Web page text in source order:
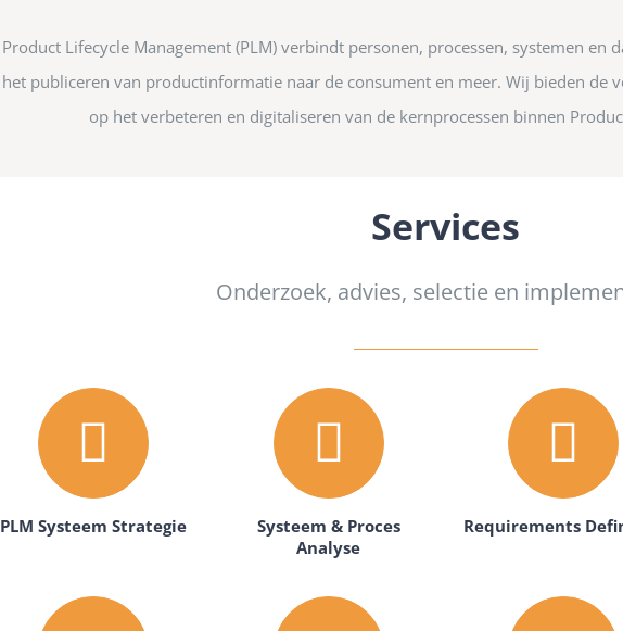
Product Lifecycle Management (PLM) verbindt personen, processen, systemen en
het publiceren van productinformatie naar de consument en meer. Wij bieden de
op het verbeteren en digitaliseren van de kernprocessen binnen
Services
Onderzoek, advies, selectie en
PLM Systeem Strategie
Systeem & Proces
Analyse
Requirements